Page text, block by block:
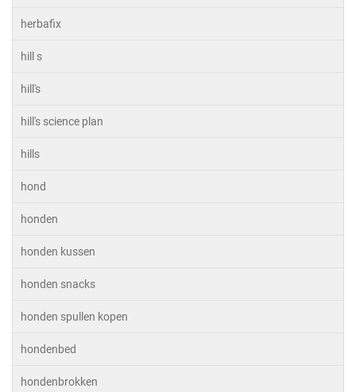
herbafix
hill s
hill's
hill's science plan
hills
hond
honden
honden kussen
honden snacks
honden spullen kopen
hondenbed
hondenbrokken